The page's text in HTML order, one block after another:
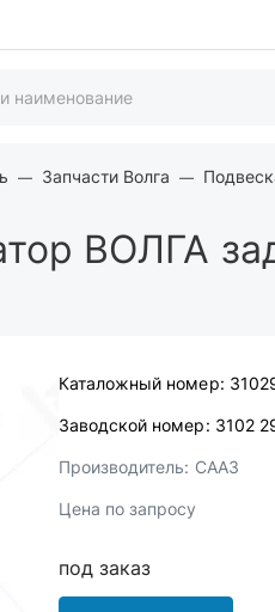
Запчасти Волга
ВОЛГА
Каталожный номер:
Заводской номер: 3102
Производитель: СААЗ
Цена по запросу
под заказ